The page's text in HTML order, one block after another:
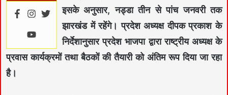
इसके अनुसार, नड्डा तीन से पांच जनवरी तक
झारखंड में रहेंगे। प्रदेश अध्यक्ष दीपक प्रकाश के
निर्देशानुसार प्रदेश भाजपा द्वारा राष्ट्रीय अध्यक्ष के
प्रवास कार्यक्रमों तथा बैठकों की तैयारी को अंतिम रूप दिया जा रहा
है।